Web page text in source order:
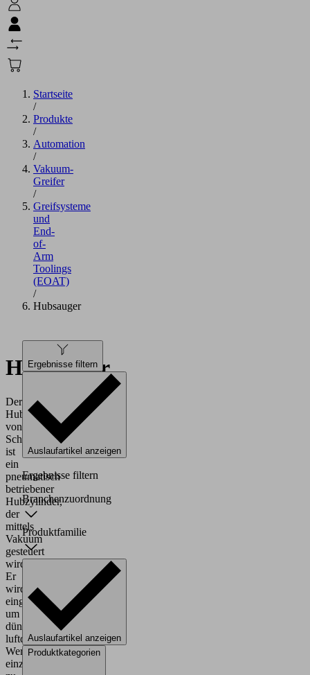
Startseite
/
Produkte
/
Automation
/
Vakuum-
Greifer
/
Greifsysteme
und
End-
of-
Arm
Toolings
(EOAT)
/
Hubsauger
Hubsauger
Der
Hubsauger
von
Schmalz
ist
ein
pneumatisch
betriebener
Hubzylinder,
der
mittels
Vakuum
gesteuert
wird.
Er
wird
eingesetzt
um
dünne,
luftdurchlässige
Werkstücke
einzeln
Ergebnisse filtern
Auslaufartikel anzeigen
Ergebnisse filtern
Branchenzuordnung
Produktfamilie
Auslaufartikel anzeigen
Produktkategorien